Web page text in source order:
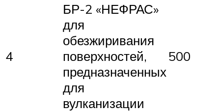
4
БР-2 «НЕФРАС»
для
обезжиривания
поверхностей,
предназначенных
для
вулканизации
500